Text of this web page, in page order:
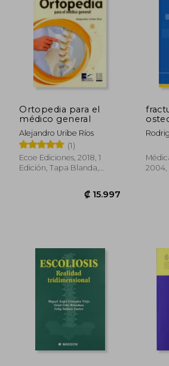
Ortopedia para el
médico general
Alejandro Uribe Ríos
(1)
Ecoe Ediciones, 2018, 1
Edición, Tapa Blanda,
2004,